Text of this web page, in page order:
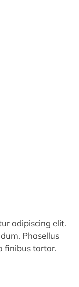
adipiscing elit.
Phasellus
finibus tortor.